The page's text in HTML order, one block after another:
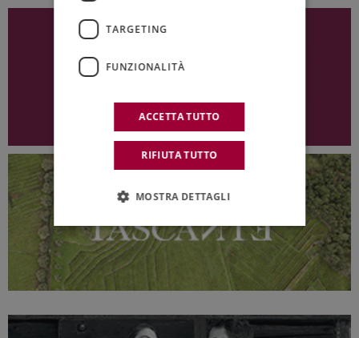
TARGETING
FUNZIONALITÀ
ACCETTA TUTTO
RIFIUTA TUTTO
MOSTRA DETTAGLI